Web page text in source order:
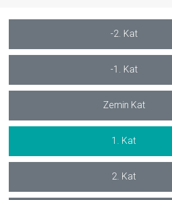
-2. Kat
-1. Kat
Zemin Kat
1. Kat
2. Kat